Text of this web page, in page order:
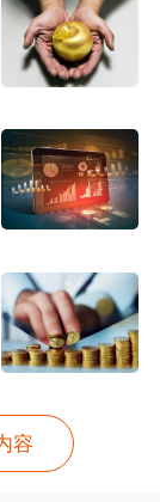
》还对网
。比如，
上、不足
40%；发
售，这个
了让参与
能够更加
容